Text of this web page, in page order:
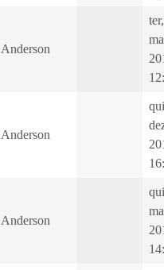
Anderson
Anderson
Anderson